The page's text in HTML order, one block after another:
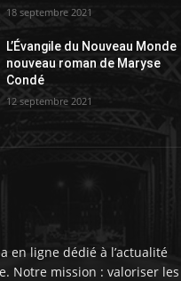
18 septembre 2021
L’Évangile du Nouveau Monde
nouveau roman de Maryse
Condé
12 septembre 2021
en ligne dédié à l’actualité
Notre mission : valoriser les